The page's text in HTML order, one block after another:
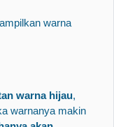
warna
warna hijau,
warnanya makin